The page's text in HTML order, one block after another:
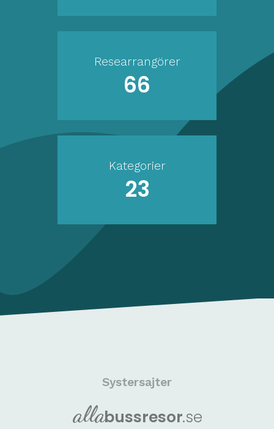
Researrangörer
66
Kategorier
23
Systersajter
allabussresor.se